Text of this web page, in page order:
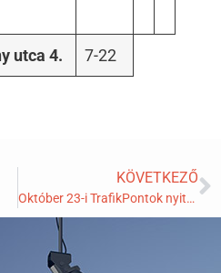
utca 4. 7-22
KÖVETKEZŐ
Október 23-i TrafikPontok nyitva tartás!